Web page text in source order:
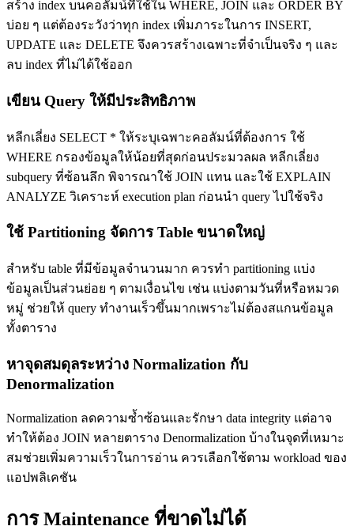
สร้าง index บนคอลัมน์ที่ใช้ใน WHERE, JOIN และ ORDER BY
บ่อย ๆ แต่ต้องระวังว่าทุก index เพิ่มภาระในการ INSERT,
UPDATE และ DELETE จึงควรสร้างเฉพาะที่จำเป็นจริง ๆ และ
ลบ index ที่ไม่ได้ใช้ออก
เขียน Query ให้มีประสิทธิภาพ
หลีกเลี่ยง SELECT * ให้ระบุเฉพาะคอลัมน์ที่ต้องการ ใช้
WHERE กรองข้อมูลให้น้อยที่สุดก่อนประมวลผล หลีกเลี่ยง
subquery ที่ซ้อนลึก พิจารณาใช้ JOIN แทน และใช้ EXPLAIN
ANALYZE วิเคราะห์ execution plan ก่อนนำ query ไปใช้จริง
ใช้ Partitioning จัดการ Table ขนาดใหญ่
สำหรับ table ที่มีข้อมูลจำนวนมาก ควรทำ partitioning แบ่ง
ข้อมูลเป็นส่วนย่อย ๆ ตามเงื่อนไข เช่น แบ่งตามวันที่หรือหมวด
หมู่ ช่วยให้ query ทำงานเร็วขึ้นมากเพราะไม่ต้องสแกนข้อมูล
ทั้งตาราง
หาจุดสมดุลระหว่าง Normalization กับ
Denormalization
Normalization ลดความซ้ำซ้อนและรักษา data integrity แต่อาจ
ทำให้ต้อง JOIN หลายตาราง Denormalization บ้างในจุดที่เหมาะ
สมช่วยเพิ่มความเร็วในการอ่าน ควรเลือกใช้ตาม workload ของ
แอปพลิเคชัน
การ Maintenance ที่ขาดไม่ได้